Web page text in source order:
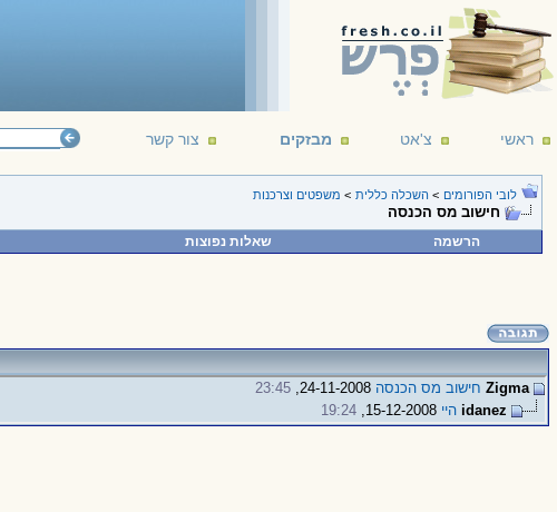
ראשי צ'אט מבזקים צור קשר
לובי הפורומים > השכלה כללית > משפטים וצרכנות
חישוב מס הכנסה
הרשמה שאלות נפוצות
Zigma חישוב מס הכנסה
23:45
idanez היי 19:24